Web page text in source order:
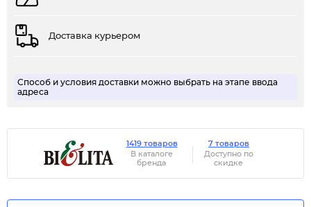
Доставка курьером
Способ и условия доставки можно выбрать на этапе ввода
адреса
1419 товаров
В каталоге
бренда
7 товаров
Доступно по
скидке